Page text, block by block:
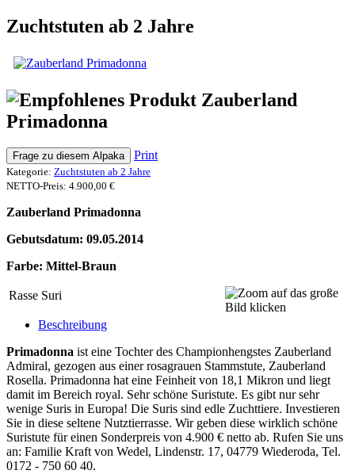
Zuchtstuten ab 2 Jahre
Zauberland
Primadonna
Frage zu diesem Alpaka Print
Kategorie: Zuchtstuten ab 2 Jahre
NETTO-Preis: 4.900,00 €
Zauberland Primadonna
Gebutsdatum: 09.05.2014
Farbe: Mittel-Braun
Rasse Suri
Beschreibung
Primadonna ist eine Tochter des Championhengstes Zauberland
Admiral, gezogen aus einer rosagrauen Stammstute, Zauberland
Rosella. Primadonna hat eine Feinheit von 18,1 Mikron und liegt
damit im Bereich royal. Sehr schöne Suristute. Es gibt nur sehr
wenige Suris in Europa! Die Suris sind edle Zuchttiere. Investieren
Sie in diese seltene Nutztierrasse. Wir geben diese wirklich schöne
Suristute für einen Sonderpreis von 4.900 € netto ab. Rufen Sie uns
an: Familie Kraft von Wedel, Lindenstr. 17, 04779 Wiederoda, Tel.
0172 - 750 60 40.